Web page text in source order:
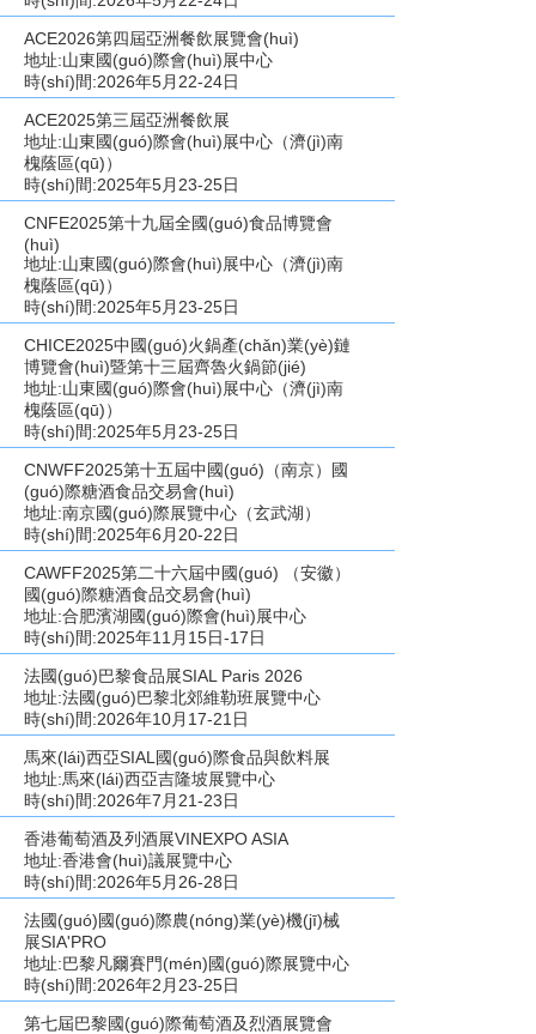
ACE2026第四屆亞洲餐飲展覽會(huì)
地址:山東國(guó)際會(huì)展中心
時(shí)間:2026年5月22-24日
ACE2025第三屆亞洲餐飲展
地址:山東國(guó)際會(huì)展中心（濟(jì)南
槐蔭區(qū)）
時(shí)間:2025年5月23-25日
CNFE2025第十九屆全國(guó)食品博覽會
(huì)
地址:山東國(guó)際會(huì)展中心（濟(jì)南
槐蔭區(qū)）
時(shí)間:2025年5月23-25日
CHICE2025中國(guó)火鍋產(chǎn)業(yè)鏈
博覽會(huì)暨第十三屆齊魯火鍋節(jié)
地址:山東國(guó)際會(huì)展中心（濟(jì)南
槐蔭區(qū)）
時(shí)間:2025年5月23-25日
CNWFF2025第十五屆中國(guó)（南京）國
(guó)際糖酒食品交易會(huì)
地址:南京國(guó)際展覽中心（玄武湖）
時(shí)間:2025年6月20-22日
CAWFF2025第二十六屆中國(guó) （安徽）
國(guó)際糖酒食品交易會(huì)
地址:合肥濱湖國(guó)際會(huì)展中心
時(shí)間:2025年11月15日-17日
法國(guó)巴黎食品展SIAL Paris 2026
地址:法國(guó)巴黎北郊維勒班展覽中心
時(shí)間:2026年10月17-21日
馬來(lái)西亞SIAL國(guó)際食品與飲料展
地址:馬來(lái)西亞吉隆坡展覽中心
時(shí)間:2026年7月21-23日
香港葡萄酒及列酒展VINEXPO ASIA
地址:香港會(huì)議展覽中心
時(shí)間:2026年5月26-28日
法國(guó)國(guó)際農(nóng)業(yè)機(jī)械
展SIA'PRO
地址:巴黎凡爾賽門(mén)國(guó)際展覽中心
時(shí)間:2026年2月23-25日
第七屆巴黎國(guó)際葡萄酒及烈酒展覽會